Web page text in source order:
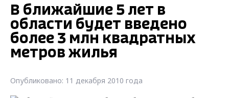
В ближайшие 5 лет в
области будет введено
более 3 млн квадратных
метров жилья
Опубликовано: 11 декабря 2010 года